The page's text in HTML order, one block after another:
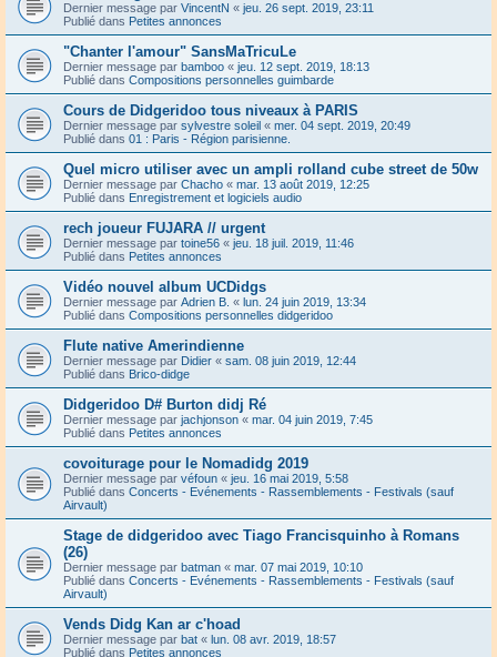
Dernier message par VincentN « jeu. 26 sept. 2019, 23:11
Publié dans Petites annonces
"Chanter l'amour" SansMaTricuLe
Dernier message par bamboo « jeu. 12 sept. 2019, 18:13
Publié dans Compositions personnelles guimbarde
Cours de Didgeridoo tous niveaux à PARIS
Dernier message par sylvestre soleil « mer. 04 sept. 2019, 20:49
Publié dans 01 : Paris - Région parisienne.
Quel micro utiliser avec un ampli rolland cube street de 50w
Dernier message par Chacho « mar. 13 août 2019, 12:25
Publié dans Enregistrement et logiciels audio
rech joueur FUJARA // urgent
Dernier message par toine56 « jeu. 18 juil. 2019, 11:46
Publié dans Petites annonces
Vidéo nouvel album UCDidgs
Dernier message par Adrien B. « lun. 24 juin 2019, 13:34
Publié dans Compositions personnelles didgeridoo
Flute native Amerindienne
Dernier message par Didier « sam. 08 juin 2019, 12:44
Publié dans Brico-didge
Didgeridoo D# Burton didj Ré
Dernier message par jachjonson « mar. 04 juin 2019, 7:45
Publié dans Petites annonces
covoiturage pour le Nomadidg 2019
Dernier message par véfoun « jeu. 16 mai 2019, 5:58
Publié dans Concerts - Evénements - Rassemblements - Festivals (sauf
Airvault)
Stage de didgeridoo avec Tiago Francisquinho à Romans
(26)
Dernier message par batman « mar. 07 mai 2019, 10:10
Publié dans Concerts - Evénements - Rassemblements - Festivals (sauf
Airvault)
Vends Didg Kan ar c'hoad
Dernier message par bat « lun. 08 avr. 2019, 18:57
Publié dans Petites annonces